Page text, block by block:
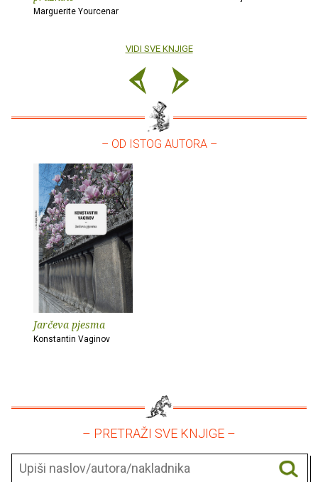
Marguerite Yourcenar
VIDI SVE KNJIGE
– OD ISTOG AUTORA –
Jarčeva pjesma
Konstantin Vaginov
– PRETRAŽI SVE KNJIGE –